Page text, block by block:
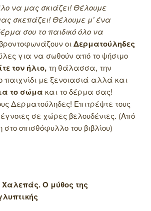
να μας σκιάζει! Θέλουμε
σκεπάζει! Θέλουμε μ’ ένα
σου το παιδικό όλο να
βροντοφωνάζουν οι Δερματούληδες
για να σωθούν από το ψήσιμο
τον ήλιο, τη θάλασσα, την
παιχνίδι με ξενοιασιά αλλά και
το σώμα και το δέρμα σας!
Δερματούληδες! Επιτρέψτε τους
σε χώρες βελουδένιες. (Από
οπισθόφυλλο του βιβλίου)
Χαλεπάς. Ο μύθος της